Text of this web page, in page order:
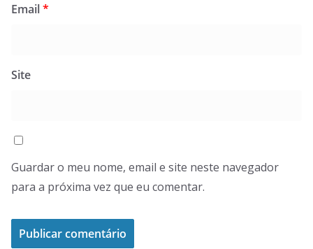
Email*
Site
Guardar o meu nome, email e site neste navegador
para a próxima vez que eu comentar.